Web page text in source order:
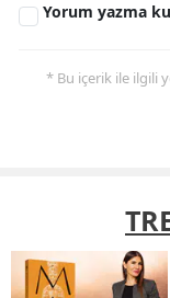
Yorum yazma
* Bu içerik ile ilgili